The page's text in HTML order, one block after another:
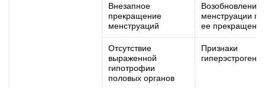
Внезапное
прекращение
менструаций
Возобновление
менструации
ее
Отсутствие
выраженной
гипотрофии
половых органов
Признаки